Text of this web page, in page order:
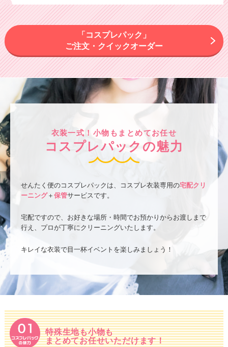
「コスプレパック」
ご注文・クイックオーダー
衣装一式！小物もまとめてお任せ
コスプレパックの魅力
せんたく便のコスプレパックは、コスプレ衣装専用の宅配クリ
ーニング＋保管サービスです。
宅配ですので、お好きな場所・時間でお預かりからお渡しまで
行え、プロが丁寧にクリーニングいたします。
キレイな衣装で目一杯イベントを楽しみましょう！
特殊生地も小物も
まとめてお任せいただけます！